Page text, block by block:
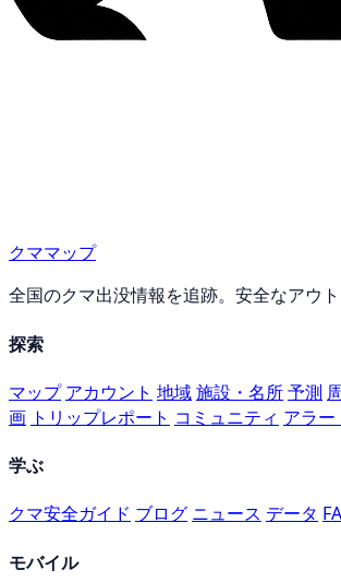
クママップ
全国のクマ出没情報を追跡。安全なアウト
探索
マップ アカウント 地域施設・名所予測
画 トリップレポート コミュニティ アラー
学ぶ
クマ安全ガイド ブログ ニュース データ
モバイル